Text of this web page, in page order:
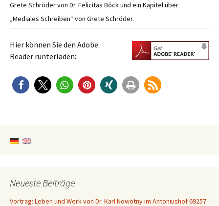
Grete Schröder von Dr. Felicitas Böck und ein Kapitel über
„Mediales Schreiben“ von Grete Schröder.
Hier können Sie den Adobe
Reader runterladen:
Neueste Beiträge
Vortrag: Leben und Werk von Dr. Karl Nowotny im Antoniushof 69257